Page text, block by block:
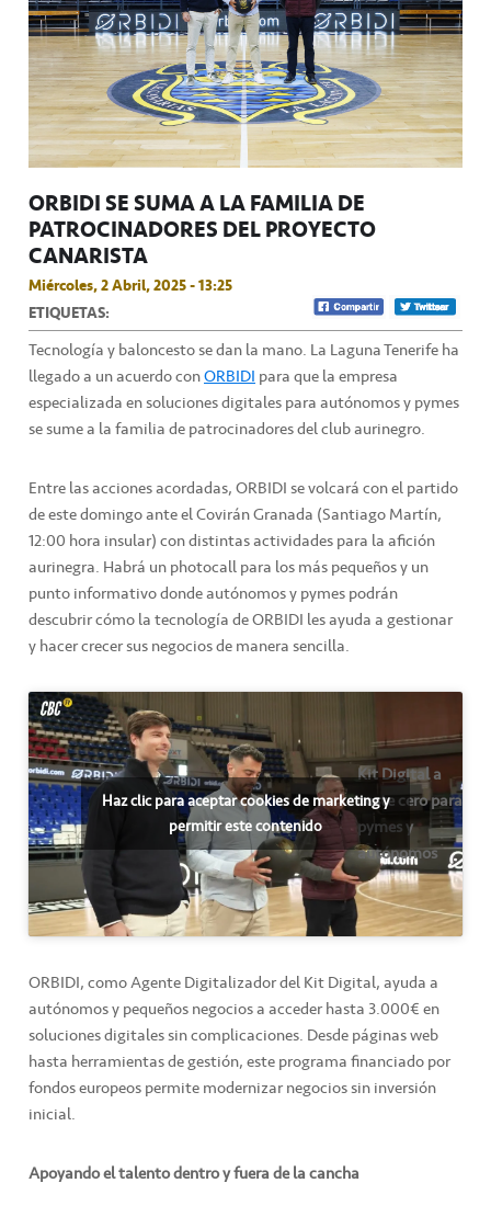
ORBIDI SE SUMA A LA FAMILIA DE
PATROCINADORES DEL PROYECTO
CANARISTA
Miércoles, 2 Abril, 2025 - 13:25
ETIQUETAS:
Tecnología y baloncesto se dan la mano. La Laguna Tenerife ha
llegado a un acuerdo conORBIDIpara que la empresa
especializada en soluciones digitales para autónomos y pymes
se sume a la familia de patrocinadores del club aurinegro.
Entre las acciones acordadas, ORBIDI se volcará con el partido
de este domingo ante el Covirán Granada (Santiago Martín,
12:00 hora insular) con distintas actividades para la afición
aurinegra. Habrá un photocall para los más pequeños y un
punto informativo donde autónomos y pymes podrán
descubrir cómo la tecnología de ORBIDI les ayuda a gestionar
y hacer crecer sus negocios de manera sencilla.
Kit Digital a
coste cero para
pymes y
autónomos
Haz clic para aceptar cookies de marketing y
permitir este contenido
ORBIDI, como Agente Digitalizador del Kit Digital, ayuda a
autónomos y pequeños negocios a acceder hasta 3.000€ en
soluciones digitales sin complicaciones. Desde páginas web
hasta herramientas de gestión, este programa financiado por
fondos europeos permite modernizar negocios sin inversión
inicial.
Apoyando el talento dentro y fuera de la cancha